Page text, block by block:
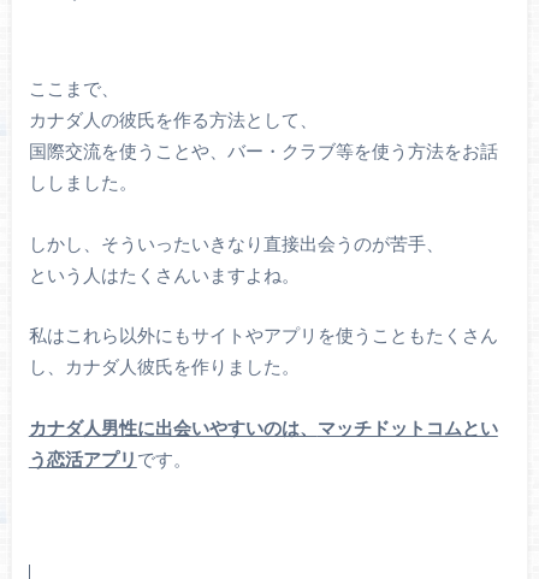
ここまで、
カナダ人の彼氏を作る方法として、
国際交流を使うことや、バー・クラブ等を使う方法をお話
ししました。
しかし、そういったいきなり直接出会うのが苦手、
という人はたくさんいますよね。
私はこれら以外にもサイトやアプリを使うこともたくさん
し、カナダ人彼氏を作りました。
カナダ人男性に出会いやすいのは、 マッチドットコムとい
う恋活アプリ です。